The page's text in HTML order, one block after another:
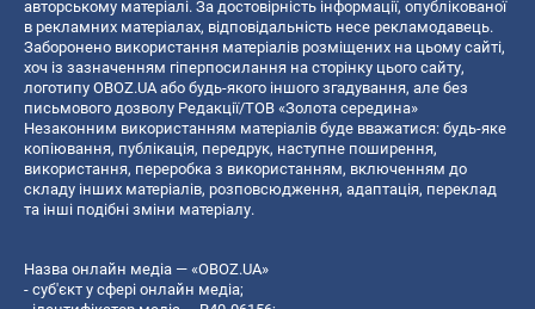
авторському матеріалі. За достовірність інформації, опублікованої
в рекламних матеріалах, відповідальність несе рекламодавець.
Заборонено використання матеріалів розміщених на цьому сайті,
хоч із зазначенням гіперпосилання на сторінку цього сайту,
логотипу OBOZ.UA або будь-якого іншого згадування, але без
письмового дозволу Редакції/ТОВ «Золота середина»
Незаконним використанням матеріалів буде вважатися: будь-яке
копiювання, публiкацiя, передрук, наступне поширення,
використання, переробка з використанням, включенням до
складу інших матеріалів, розповсюдження, адаптація, переклад
та інші подібні зміни матеріалу.
Назва онлайн медіа — «OBOZ.UA»
- суб'єкт у сфері онлайн медіа;